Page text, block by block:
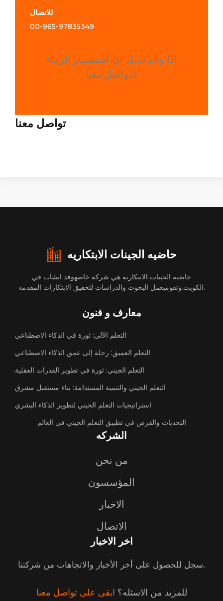
للاتصال
00-965-97835349
اذا وجد لديك اي استفسار الرجاء
التواصل معنا
تواصل معنا
حاضيه الجينات الابتكاريه
حاضيه الجينات الابتكاريه هي شركه خاصهوقد انشات في
الكويت.وتقومبعمل البحوث والدراسات لتحقيق الابتكارات المقدمه.
معارف و فنون
التعلم الآلي: ثورة في الذكاء الاصطناعي
التعلم العميق: رحلة إلى عمق الذكاء الاصطناعي
التعلم الجيني: ثورة في تطوير القدرات العقلية
التعلم الجيني والتنمية المستدامة: بناء مستقبل مشرق
استراتيجيات التعلم الجيني لتطوير الذكاء البشري
التحديات والفرص في تطبيق التعلم الجيني في العالم
الشركه
من نحن
المؤسسون
الاخبار
الاتصال
اخر الاخبار
سجل للحصول على آخر الأخبار والاتجاهات من شركتنا.
للمزيد من الاسئله؟ ابقى على تواصل معنا